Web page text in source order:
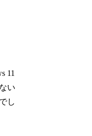
11
い
し